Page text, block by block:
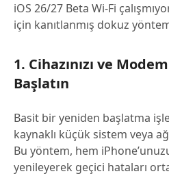
iOS 26/27 Beta Wi-Fi
için kanıtlanmış dokuz
1. Cihazınızı ve
Başlatın
Basit bir yeniden başlatma
kaynaklı küçük sistem veya
Bu yöntem, hem
yenileyerek geçici hataları